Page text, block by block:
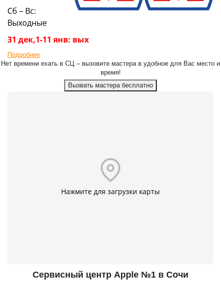
Сб – Вс:
Выходные
31 дек,1-11 янв: вых
Подробнее
Нет времени ехать в СЦ – вызовите мастера в удобное для Вас место и
время!
Вызвать мастера бесплатно
Нажмите для загрузки карты
Сервисный центр Apple №1 в Сочи